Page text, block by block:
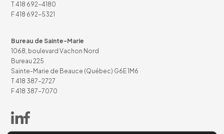
T418 692-4180
F 418 692-5321
Bureau de Sainte-Marie
1068, boulevard Vachon Nord
Bureau 225
Sainte-Marie de Beauce (Québec) G6E 1M6
T418 387-2727
F 418 387-7070